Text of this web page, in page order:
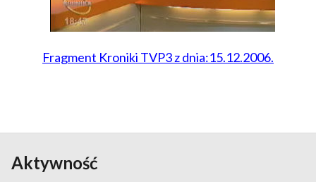
Fragment Kroniki TVP3 z dnia:15.12.2006.
Aktywność